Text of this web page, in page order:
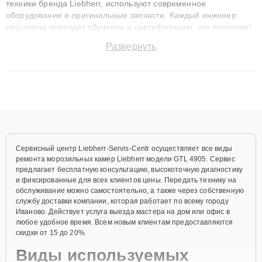
техники бренда Liebherr, используют современное
оборудование и оригинальные запчасти. Каждый инженер
регулярно проходит обучение и сертификацию, что позволяет
технику с сохранением гарантии до 3 лет. Наши мастера
Развернуть
Сервисный центр Liebherr-Servis-Centr осуществляет все виды
ремонта морозильных камер Liebherr модели GTL 4905. Сервис
предлагает бесплатную консультацию, высокоточную диагностику
и фиксированные для всех клиентов цены. Передать технику на
обслуживание можно самостоятельно, а также через собственную
службу доставки компании, которая работает по всему городу
Иваново. Действует услуга выезда мастера на дом или офис в
любое удобное время. Всем новым клиентам предоставляются
скидки от 15 до 20%.
Виды используемых